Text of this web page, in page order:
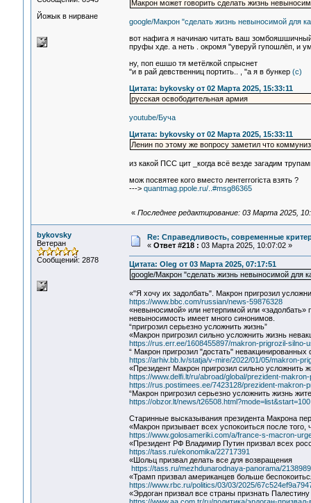
Йожык в нирване
Макрон может говорить сделать жизнь
google/Макрон "сделать жизнь невыносимой для
вот нафига я начинаю читать ваш
пруфы хде. а неть . окромя "уверуй гупошлёп, и
ну, поп ешшо тя метёлкой спрыснет
"и в рай девственниц портить.. , "а я в бункер (с)
Цитата: bykovsky от 02 Марта 2025, 15:33:11
русская освободительная армия
youtube/Буча
Цитата: bykovsky от 02 Марта 2025, 15:33:11
Ленин по этому же вопросу заметил что
из какой ПСС цит _когда всё везде загадим
мож посвятее кого вместо лентеrrогiста взять ?
---> quantmag.ppole.ru/..#msg86365
« Последнее редактирование: 03 Марта 2025,
bykovsky
Ветеран
Сообщений: 2878
Re: Справедливость, современные
« Ответ #218 : 03 Марта 2025, 10:07:02 »
Цитата: Oleg от 03 Марта 2025, 07:17:51
google/Макрон "сделать жизнь невыносимой для
«"Я хочу их задолбать". Макрон пригрозил
https://www.bbc.com/russian/news-59876328
«невыносимой» или нетерпимой или
невыносимость имеет много синонимов.
“пригрозил серьезно усложнить жизнь”
«Макрон пригрозил сильно усложнить жизнь
https://rus.err.ee/1608455897/makron-prigrozil-
“ Макрон пригрозил "достать" невакцинированных
https://arhiv.bb.lv/statja/v-mire/2022/01/05/makron-
«Президент Макрон пригрозил сильно
https://www.delfi.lt/ru/abroad/global/prezident-
https://rus.postimees.ee/7423128/prezident-
“Макрон пригрозил серьезно усложнить жизнь
https://obzor.lt/news/t26508.html?mode=list&start=100
Старинные высказывания президента Макрона
«Макрон призывает всех успокоиться после
https://www.golosameriki.com/a/france-s-macron-
«Президент РФ Владимир Путин призвал всех
https://tass.ru/ekonomika/22717391
«Шольц призвал делать все для возвращения
https://tass.ru/mezhdunarodnaya-panorama/
«Трамп призвал американцев больше
https://www.rbc.ru/politics/03/03/2025/
«Эрдоган призвал все страны признать Палестину